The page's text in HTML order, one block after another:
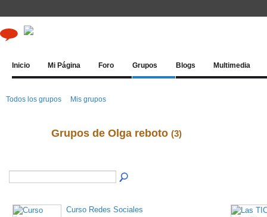
Inicio Mi Página Foro Grupos Blogs Multimedia
Todos los grupos Mis grupos
Grupos de Olga reboto (3)
Curso Redes Sociales